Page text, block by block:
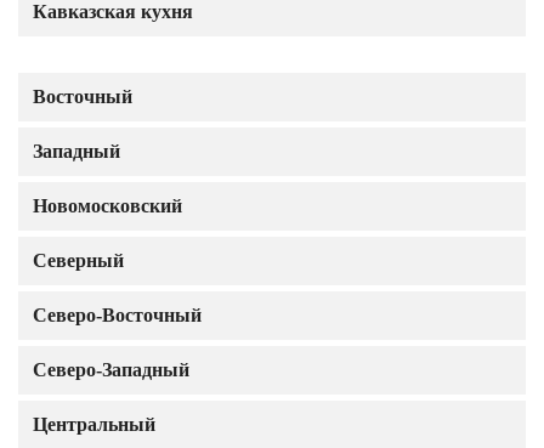
Кавказская кухня
Восточный
Западный
Новомосковский
Северный
Северо-Восточный
Северо-Западный
Центральный